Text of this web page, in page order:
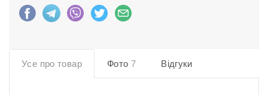
Усе про товар Фото 7 Відгуки